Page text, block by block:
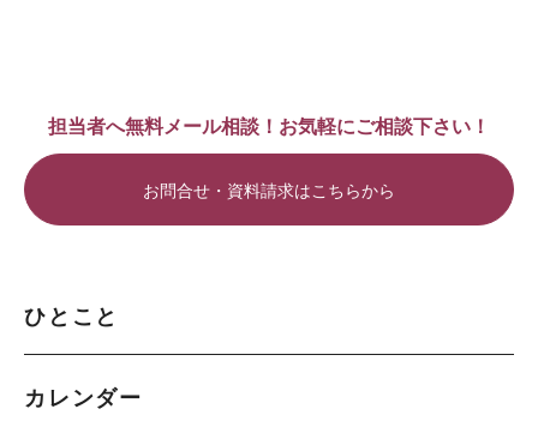
担当者へ無料メール相談！お気軽にご相談下さい！
お問合せ・資料請求はこちらから
ひとこと
カレンダー